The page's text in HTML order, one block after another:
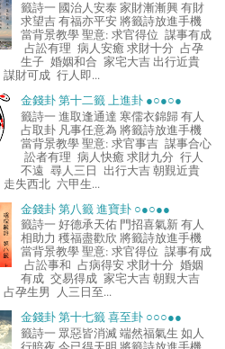
籤詩一 國治人安泰 家財漸漸興 有財
求望吉 有福亦平安 將籤詩放進手機
當背景教學 聖意: 求官得位 謀事有成
占訟有理 病人安癒 求財十分 占孕
生子 婚姻和合 家宅大吉 出行近貴
財可成 行人即...
金錢卦 第十二籤 上進卦 ●○●○●
籤詩一 進取逢通達 寒儒衣錦歸 有人
占取卦 凡事任意為 將籤詩放進手機
當背景教學 聖意: 求官事吉 謀事合心
訟者有理 病人快癒 求財九分 行人
不遠 尋人三日 出行大吉 朝覲近貴
失西北 六甲生...
金錢卦 第八籤 進寶卦 ○●○●●
籤詩一 好德承天佑 門招喜氣新 有人
相助力 穫福盡歡欣 將籤詩放進手機
當背景教學 聖意: 求官得位 謀事有成
占訟事和 占病得安 求財十分 婚姻
有成 交易得成 家宅大吉 朝覲大吉
孕生男 人三日至...
金錢卦 第十七籤 喜至卦 ○○○●●
籤詩一 眾惡皆消滅 端然福氣生 如人